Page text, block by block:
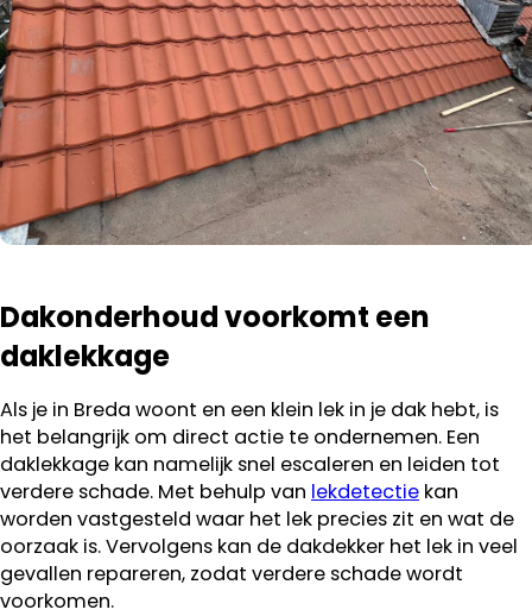
Dakonderhoud voorkomt een
daklekkage
Als je in Breda woont en een klein lek in je dak hebt, is
het belangrijk om direct actie te ondernemen. Een
daklekkage kan namelijk snel escaleren en leiden tot
verdere schade. Met behulp van lekdetectie kan
worden vastgesteld waar het lek precies zit en wat de
oorzaak is. Vervolgens kan de dakdekker het lek in veel
gevallen repareren, zodat verdere schade wordt
voorkomen.